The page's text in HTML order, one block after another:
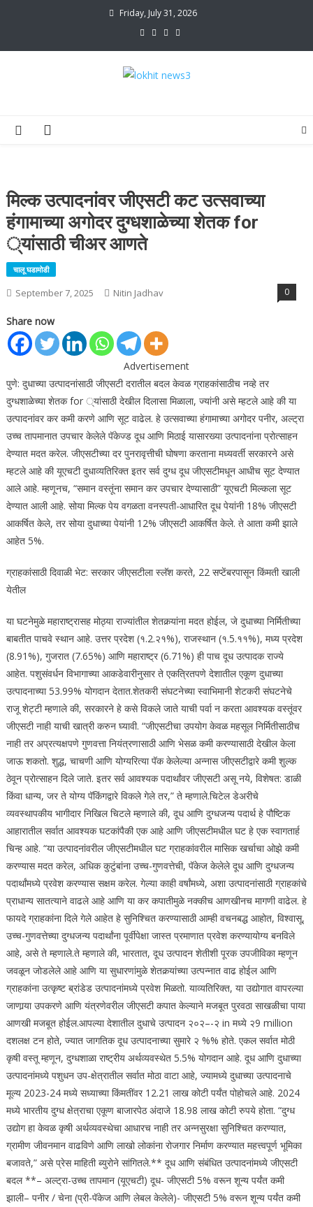
Friday, July 31, 2026
मिल्क उत्पादनांवर जीएसटी कट उत्सवाच्या
हंगामाच्या अगोदर दुग्धशाळेच्या शेतक for
्यांसाठी चीअर आणते
चालू घडामोडी
September 7, 2025 Nitin Jadhav 0
Share now
Advertisement
पुणे: दुधाच्या उत्पादनांसाठी जीएसटी दरातील बदल केवळ ग्राहकांसाठीच नव्हे तर
दुग्धशाळेच्या शेतक for ्यांसाठी देखील दिलासा मिळाला, ज्यांनी असे म्हटले आहे की या
उत्पादनांवर कर कमी करणे आणि सूट वाढेल. हे उत्सवाच्या हंगामाच्या अगोदर पनीर, अल्ट्रा
उच्च तापमानात उपचार केलेले पॅकेज्ड दूध आणि मिठाई यासारख्या उत्पादनांना प्रोत्साहन
देण्यात मदत करेल. जीएसटीच्या दर पुनरावृत्तीची घोषणा करताना मध्यवर्ती सरकारने असे
म्हटले आहे की यूएचटी दुधाव्यतिरिक्त इतर सर्व दुग्ध दूध जीएसटीमधून आधीच सूट देण्यात
आले आहे. म्हणूनच, “समान वस्तूंना समान कर उपचार देण्यासाठी” यूएचटी मिल्कला सूट
देण्यात आली आहे. सोया मिल्क पेय वगळता वनस्पती-आधारित दूध पेयांनी 18% जीएसटी
आकर्षित केले, तर सोया दुधाच्या पेयांनी 12% जीएसटी आकर्षित केले. ते आता कमी झाले
आहेत 5%.
ग्राहकांसाठी दिवाळी भेट: सरकार जीएसटीला स्लॅश करते, 22 सप्टेंबरपासून किंमती खाली
येतील
या घटनेमुळे महाराष्ट्रासह मोठ्या राज्यांतील शेतकर्‍यांना मदत होईल, जे दुधाच्या निर्मितीच्या
बाबतीत पाचवे स्थान आहे. उत्तर प्रदेश (१.2.२१%), राजस्थान (१.5.११%), मध्य प्रदेश
(8.91%), गुजरात (7.65%) आणि महाराष्ट्र (6.71%) ही पाच दूध उत्पादक राज्ये
आहेत. पशुसंवर्धन विभागाच्या आकडेवारीनुसार ते एकत्रितपणे देशातील एकूण दुधाच्या
उत्पादनाच्या 53.99% योगदान देतात.शेतकरी संघटनेच्या स्वाभिमानी शेटकरी संघटनेचे
राजू शेट्टी म्हणाले की, सरकारने हे कसे विकले जाते याची पर्वा न करता आवश्यक वस्तूंवर
जीएसटी नाही याची खात्री करुन घ्यावी. “जीएसटीचा उपयोग केवळ महसूल निर्मितीसाठीच
नाही तर अप्रत्यक्षपणे गुणवत्ता नियंत्रणासाठी आणि भेसळ कमी करण्यासाठी देखील केला
जाऊ शकतो. शुद्ध, चाचणी आणि योग्यरित्या पॅक केलेल्या अन्नास जीएसटीद्वारे कमी शुल्क
ठेवून प्रोत्साहन दिले जाते. इतर सर्व आवश्यक पदार्थांवर जीएसटी असू नये, विशेषत: डाळी
किंवा धान्य, जर ते योग्य पॅकिंगद्वारे विकले गेले तर,” ते म्हणाले.चिटेल डेअरीचे
व्यवस्थापकीय भागीदार निखिल चिटले म्हणाले की, दूध आणि दुग्धजन्य पदार्थ हे पौष्टिक
आहारातील सर्वात आवश्यक घटकांपैकी एक आहे आणि जीएसटीमधील घट हे एक स्वागतार्ह
चिन्ह आहे. “या उत्पादनांवरील जीएसटीमधील घट ग्राहकांवरील मासिक खर्चाचा ओझे कमी
करण्यास मदत करेल, अधिक कुटुंबांना उच्च-गुणवत्तेची, पॅकेज केलेले दूध आणि दुग्धजन्य
पदार्थांमध्ये प्रवेश करण्यास सक्षम करेल. गेल्या काही वर्षांमध्ये, अशा उत्पादनांसाठी ग्राहकांचे
प्राधान्य सातत्याने वाढले आहे आणि या कर कपातीमुळे नक्कीच आणखीनच मागणी वाढेल. हे
फायदे ग्राहकांना दिले गेले आहेत हे सुनिश्चित करण्यासाठी आम्ही वचनबद्ध आहोत, विश्वासू,
उच्च-गुणवत्तेच्या दुग्धजन्य पदार्थांना पूर्वीपेक्षा जास्त प्रमाणात प्रवेश करण्यायोग्य बनविले
आहे, असे ते म्हणाले.ते म्हणाले की, भारतात, दूध उत्पादन शेतीशी पूरक उपजीविका म्हणून
जवळून जोडलेले आहे आणि या सुधारणांमुळे शेतकर्‍यांच्या उत्पन्नात वाढ होईल आणि
ग्राहकांना उत्कृष्ट ब्रांडेड उत्पादनांमध्ये प्रवेश मिळतो. याव्यतिरिक्त, या उद्योगात वापरल्या
जाणार्‍या उपकरणे आणि यंत्रणेवरील जीएसटी कपात केल्याने मजबूत पुरवठा साखळीचा पाया
आणखी मजबूत होईल.आपल्या देशातील दुधाचे उत्पादन २०२–-२ in मध्ये २9 million
दशलक्ष टन होते, ज्यात जागतिक दूध उत्पादनाच्या सुमारे २ %% होते. एकल सर्वात मोठी
कृषी वस्तू म्हणून, दुग्धशाळा राष्ट्रीय अर्थव्यवस्थेत 5.5% योगदान आहे. दूध आणि दुधाच्या
उत्पादनांमध्ये पशुधन उप-क्षेत्रातील सर्वात मोठा वाटा आहे, ज्यामध्ये दुधाच्या उत्पादनाचे
मूल्य 2023-24 मध्ये सध्याच्या किंमतींवर 12.21 लाख कोटी पर्यंत पोहोचले आहे. 2024
मध्ये भारतीय दुग्ध क्षेत्राचा एकूण बाजारपेठ अंदाजे 18.98 लाख कोटी रुपये होता. “दुग्ध
उद्योग हा केवळ कृषी अर्थव्यवस्थेचा आधारच नाही तर अन्नसुरक्षा सुनिश्चित करण्यात,
ग्रामीण जीवनमान वाढविणे आणि लाखो लोकांना रोजगार निर्माण करण्यात महत्त्वपूर्ण भूमिका
बजावते,” असे प्रेस माहिती ब्युरोने सांगितले.** दूध आणि संबंधित उत्पादनांमध्ये जीएसटी
बदल **– अल्ट्रा-उच्च तापमान (यूएचटी) दूध- जीएसटी 5% वरून शून्य पर्यंत कमी
झाली– पनीर / चेना (प्री-पॅकेज आणि लेबल केलेले)- जीएसटी 5% वरून शून्य पर्यंत कमी